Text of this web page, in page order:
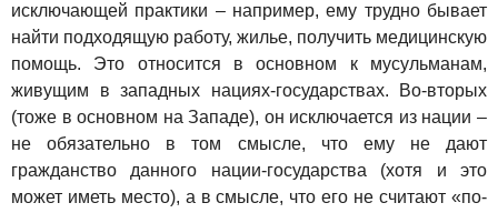
исключающей практики – например, ему трудно бывает
найти подходящую работу, жилье, получить медицинскую
помощь. Это относится в основном к мусульманам,
живущим в западных нациях-государствах. Во-вторых
(тоже в основном на Западе), он исключается из нации –
не обязательно в том смысле, что ему не дают
гражданство данного нации-государства (хотя и это
может иметь место), а в смысле, что его не считают «по-